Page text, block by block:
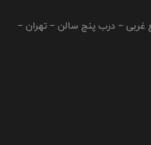
غربی – درب پنج سالن – تهران –